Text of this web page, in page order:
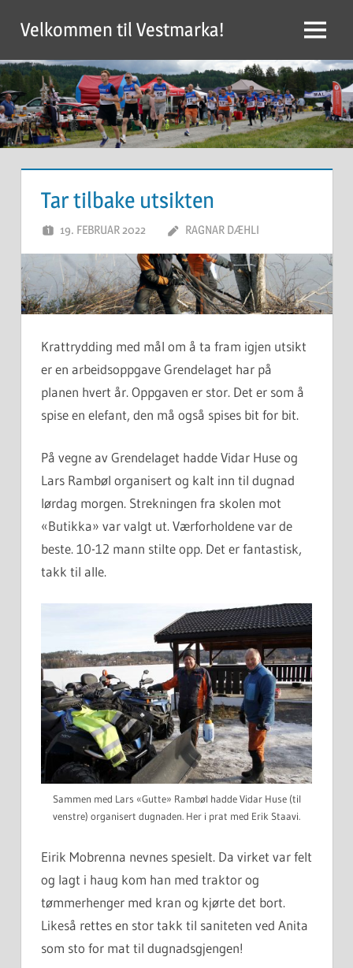
content
Velkommen til Vestmarka! Menu
Tar tilbake utsikten
19. FEBRUAR 2022 RAGNAR DÆHLI
Krattrydding med mål om å ta fram igjen utsikt
er en arbeidsoppgave Grendelaget har på
planen hvert år. Oppgaven er stor. Det er som å
spise en elefant, den må også spises bit for bit.
På vegne av Grendelaget hadde Vidar Huse og
Lars Rambøl organisert og kalt inn til dugnad
lørdag morgen. Strekningen fra skolen mot
«Butikka» var valgt ut. Værforholdene var de
beste. 10-12 mann stilte opp. Det er fantastisk,
takk til alle.
Sammen med Lars «Gutte» Rambøl hadde Vidar Huse (til
venstre) organisert dugnaden. Her i prat med Erik Staavi.
Eirik Mobrenna nevnes spesielt. Da virket var felt
og lagt i haug kom han med traktor og
tømmerhenger med kran og kjørte det bort.
Likeså rettes en stor takk til saniteten ved Anita
som sto for mat til dugnadsgjengen!